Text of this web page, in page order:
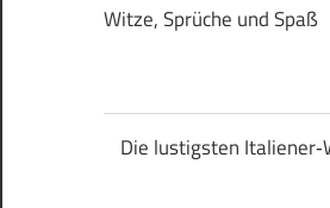
Witze, Sprüche und Spaß
Die lustigsten